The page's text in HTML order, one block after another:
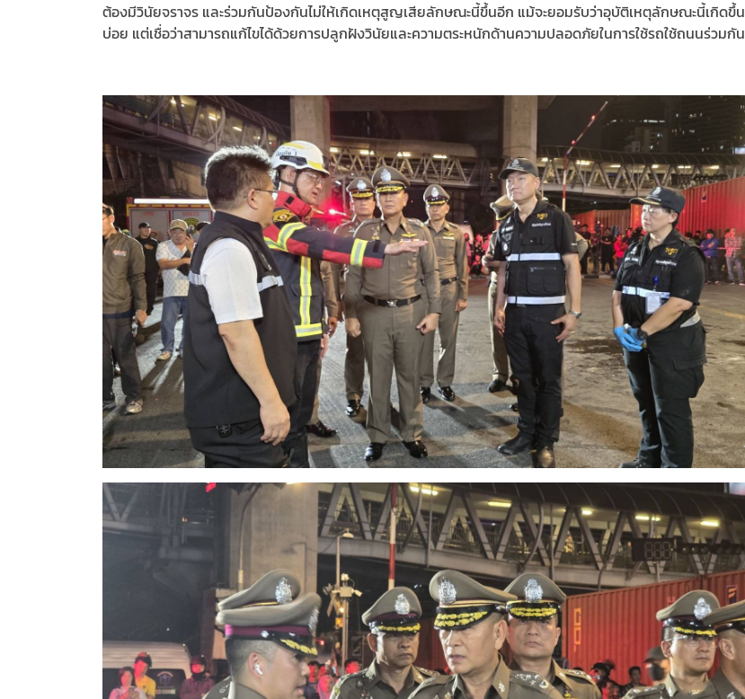
ต้องมีวินัยจราจร และร่วมกันป้องกันไม่ให้เกิดเหตุสูญเสียลักษณะนี้ขึ้นอีก แม้จะยอมรับว่าอุบัติเหตุลักษณะนี้เกิดขึ้น
บ่อย แต่เชื่อว่าสามารถแก้ไขได้ด้วยการปลูกฝังวินัยและความตระหนักด้านความปลอดภัยในการใช้รถใช้ถนนร่วมกัน